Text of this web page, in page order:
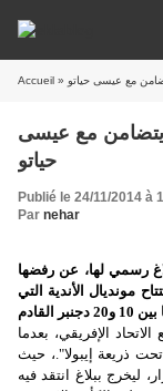
Accueil مع عيسى حياتو
مع عيسى
حياتو
Publié le 24/11/2014 à
Par nehar
رسمي لها، عن رفضها
مونديال الأندية التي
الإفريقي، بعدما
ذريعة إيبولا".، حيث
ليخرج ببلاغ انتقد فيه